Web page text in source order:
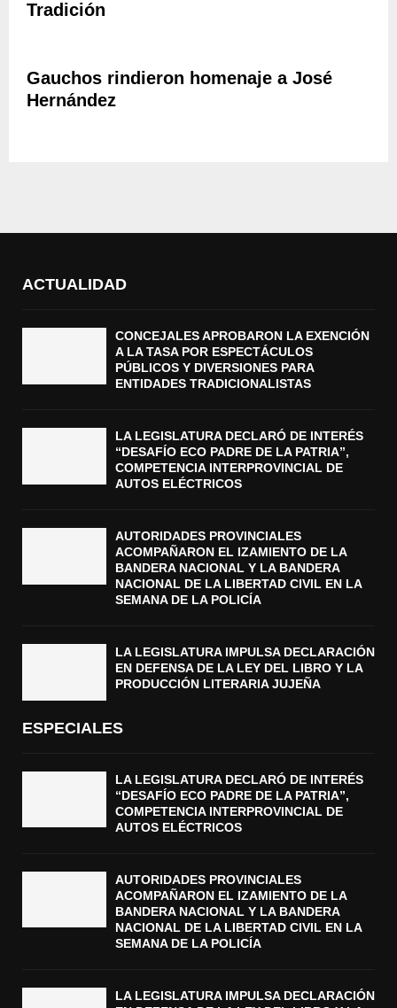
Tradición
Gauchos rindieron homenaje a José
Hernández
ACTUALIDAD
CONCEJALES APROBARON LA EXENCIÓN
A LA TASA POR ESPECTÁCULOS
PÚBLICOS Y DIVERSIONES PARA
ENTIDADES TRADICIONALISTAS
LA LEGISLATURA DECLARÓ DE INTERÉS
“DESAFÍO ECO PADRE DE LA PATRIA”,
COMPETENCIA INTERPROVINCIAL DE
AUTOS ELÉCTRICOS
AUTORIDADES PROVINCIALES
ACOMPAÑARON EL IZAMIENTO DE LA
BANDERA NACIONAL Y LA BANDERA
NACIONAL DE LA LIBERTAD CIVIL EN LA
SEMANA DE LA POLICÍA
LA LEGISLATURA IMPULSA DECLARACIÓN
EN DEFENSA DE LA LEY DEL LIBRO Y LA
PRODUCCIÓN LITERARIA JUJEÑA
ESPECIALES
LA LEGISLATURA DECLARÓ DE INTERÉS
“DESAFÍO ECO PADRE DE LA PATRIA”,
COMPETENCIA INTERPROVINCIAL DE
AUTOS ELÉCTRICOS
AUTORIDADES PROVINCIALES
ACOMPAÑARON EL IZAMIENTO DE LA
BANDERA NACIONAL Y LA BANDERA
NACIONAL DE LA LIBERTAD CIVIL EN LA
SEMANA DE LA POLICÍA
LA LEGISLATURA IMPULSA DECLARACIÓN